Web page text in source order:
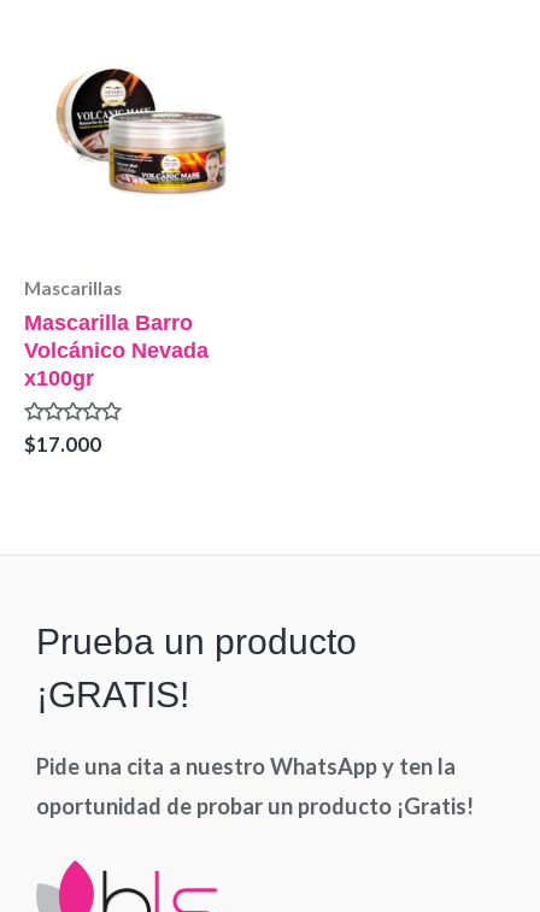
Mascarillas
Mascarilla Barro
Volcánico Nevada
x100gr
Valorado
en
$17.000
Prueba un producto
¡GRATIS!
Pide una cita a nuestro WhatsApp y ten la
oportunidad de probar un producto ¡Gratis!